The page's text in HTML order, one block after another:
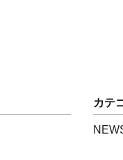
カテ